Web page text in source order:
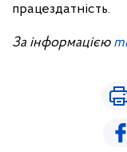
працездатність.
За інформацією